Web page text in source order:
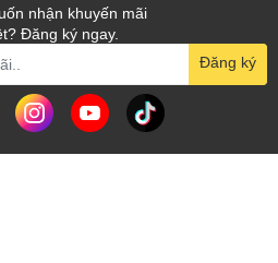
nhận khuyến mãi
Đăng ký ngay.
Đăng ký